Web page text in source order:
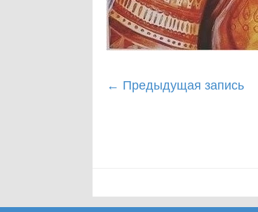
Post
← Предыдущая запись